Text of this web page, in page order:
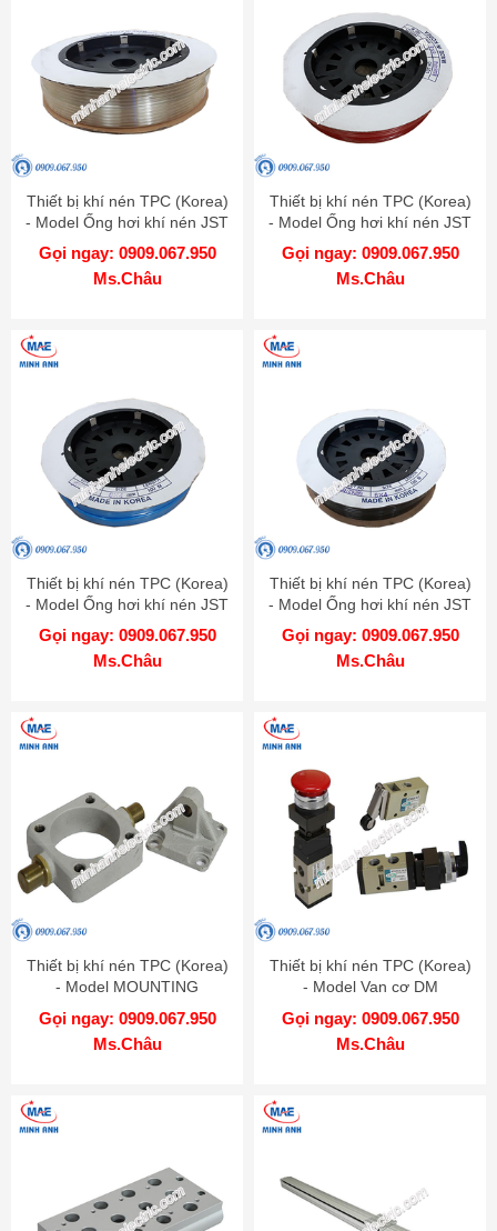
Thiết bị khí nén TPC (Korea)
- Model Ống hơi khí nén JST
0855 C 100
Gọi ngay: 0909.067.950
Ms.Châu
Thiết bị khí nén TPC (Korea)
- Model Ống hơi khí nén JST
0604 C 100
Gọi ngay: 0909.067.950
Ms.Châu
Thiết bị khí nén TPC (Korea)
- Model Ống hơi khí nén JST
0604 BU 100
Gọi ngay: 0909.067.950
Ms.Châu
Thiết bị khí nén TPC (Korea)
- Model Ống hơi khí nén JST
0604 B 100
Gọi ngay: 0909.067.950
Ms.Châu
Thiết bị khí nén TPC (Korea)
- Model MOUNTING
CYLINDER AM
Gọi ngay: 0909.067.950
Ms.Châu
Thiết bị khí nén TPC (Korea)
- Model Van cơ DM
Gọi ngay: 0909.067.950
Ms.Châu